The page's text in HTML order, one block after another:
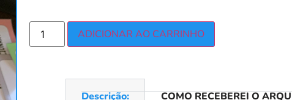
ADICIONAR AO CARRINHO
Descrição: COMO RECEBEREI O